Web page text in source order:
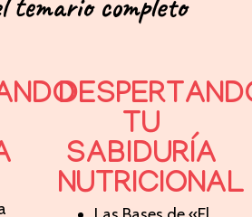
TU
SABIDURÍA
NUTRICIONAL